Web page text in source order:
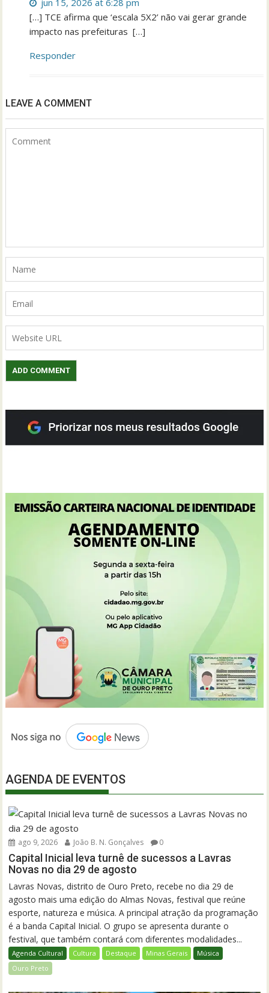
[…] TCE afirma que ‘escala 5X2’ não vai gerar grande
impacto nas prefeituras […]
Responder
LEAVE A COMMENT
AGENDA DE EVENTOS
ago 9, 2026 João B. N. Gonçalves 0
Capital Inicial leva turnê de sucessos a Lavras
Novas no dia 29 de agosto
Lavras Novas, distrito de Ouro Preto, recebe no dia 29 de
agosto mais uma edição do Almas Novas, festival que reúne
esporte, natureza e música. A principal atração da programação
é a banda Capital Inicial. O grupo se apresenta durante o
festival, que também contará com diferentes modalidades...
Agenda Cultural Cultura Destaque Minas Gerais
Música
Ouro Preto